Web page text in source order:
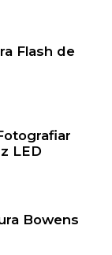
Flash de
LED
Bowens